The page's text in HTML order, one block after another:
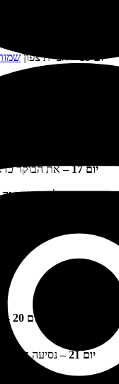
נסיעה
יום 15 –
חציית צפון
פתוח עד סוף
יום 17 –
את הבוקר
מועדי
יום 20 –
יום 21 –
נסיעה דרומה